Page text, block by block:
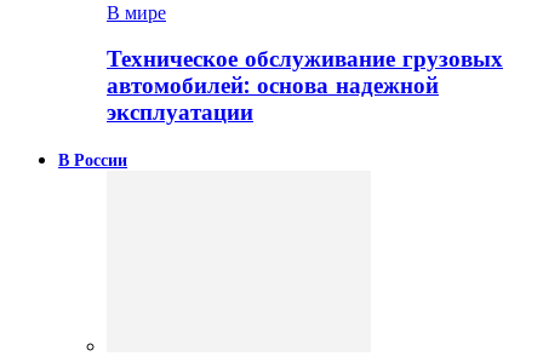
В мире
Техническое обслуживание грузовых
автомобилей: основа надежной
эксплуатации
В России